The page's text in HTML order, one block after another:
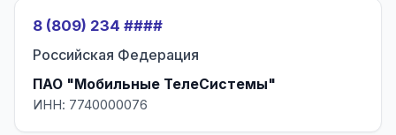
8 (809) 234 ####
Российская Федерация
ПАО "Мобильные ТелеСистемы"
ИНН: 7740000076